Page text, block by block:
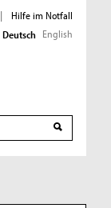
|
Hilfe im Notfall
Deutsch English